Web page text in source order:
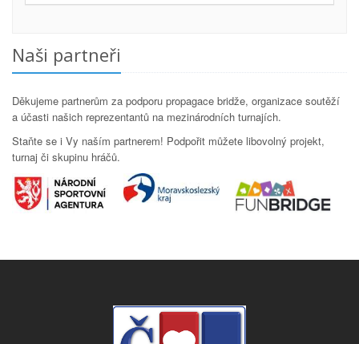
Naši partneři
Děkujeme partnerům za podporu propagace bridže, organizace soutěží
a účasti našich reprezentantů na mezinárodních turnajích.
Staňte se i Vy naším partnerem! Podpořit můžete libovolný projekt,
turnaj či skupinu hráčů.